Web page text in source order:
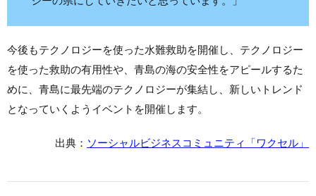
今後もテクノロジーを使った水難救助を開催し、テクノロジー
を使った救助の有用性や、青島の海の安全性をアピールするた
めに、青島に最先端のテクノロジーが集結し、新しいトレンド
となっていくようイベントを開催します。
出典： ソーシャルビジネスコミュニティ「ワクセル」